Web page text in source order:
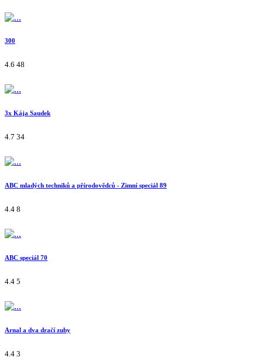
300
4.6 48
3x Kája Saudek
4.7 34
ABC mladých techniků a přírodovědců - Zimní speciál 89
4.4 8
ABC speciál 70
4.4 5
Arnal a dva dračí zuby
4.4 3